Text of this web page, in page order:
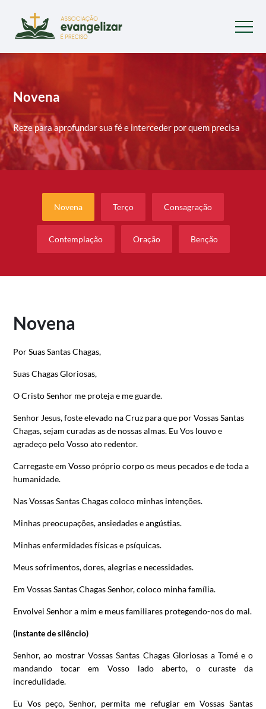
Novena
Reze para aprofundar sua fé e interceder por quem precisa
Novena Terço Consagração
Contemplação Oração Benção
Novena
Por Suas Santas Chagas,
Suas Chagas Gloriosas,
O Cristo Senhor me proteja e me guarde.
Senhor Jesus, foste elevado na Cruz para que por Vossas Santas
Chagas, sejam curadas as de nossas almas. Eu Vos louvo e
agradeço pelo Vosso ato redentor.
Carregaste em Vosso próprio corpo os meus pecados e de toda a
humanidade.
Nas Vossas Santas Chagas coloco minhas intenções.
Minhas preocupações, ansiedades e angústias.
Minhas enfermidades físicas e psíquicas.
Meus sofrimentos, dores, alegrias e necessidades.
Em Vossas Santas Chagas Senhor, coloco minha família.
Envolvei Senhor a mim e meus familiares protegendo-nos do mal.
(instante de silêncio)
Senhor, ao mostrar Vossas Santas Chagas Gloriosas a Tomé e o
mandando tocar em Vosso lado aberto, o curaste da
incredulidade.
Eu Vos peço, Senhor, permita me refugiar em Vossas Santas